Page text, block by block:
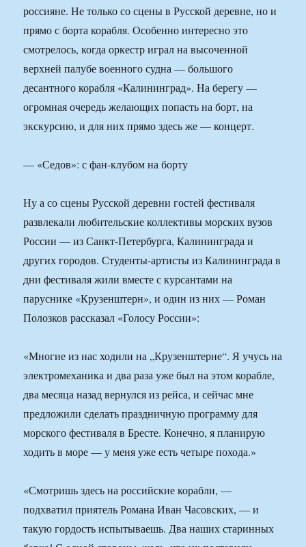
россияне. Не только со сцены в Русской деревне, но и
прямо с борта корабля. Особенно интересно это
смотрелось, когда оркестр играл на высоченной
верхней палубе военного судна — большого
десантного корабля «Калининград». На берегу —
огромная очередь желающих попасть на борт, на
экскурсию, и для них прямо здесь же — концерт.
— «Седов»: с фан-клубом на борту
Ну а со сцены Русской деревни гостей фестиваля
развлекали любительские коллективы морских вузов
России — из Санкт-Петербурга, Калининграда и
других городов. Студенты-артисты из Калининграда в
дни фестиваля жили вместе с курсантами на
паруснике «Крузенштерн», и один из них — Роман
Полозков рассказал «Голосу России»:
«Многие из нас ходили на „Крузенштерне“. Я учусь на
электромеханика и два раза уже был на этом корабле,
два месяца назад вернулся из рейса, и сейчас мне
предложили сделать праздничную программу для
морского фестиваля в Бресте. Конечно, я планирую
ходить в море — у меня уже есть четыре похода.»
«Смотришь здесь на российские корабли, —
подхватил приятель Романа Иван Часовских, — и
такую гордость испытываешь. Два наших старинных